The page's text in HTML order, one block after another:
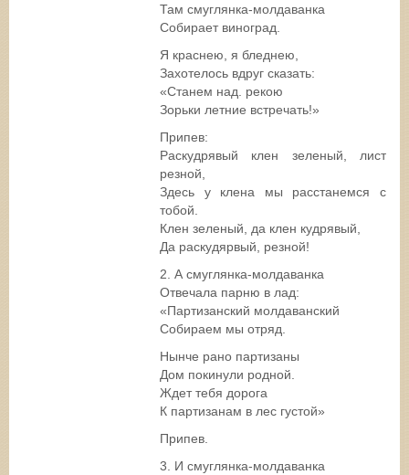
Там смуглянка-молдаванка
Собирает виноград.
Я краснею, я бледнею,
Захотелось вдруг сказать:
«Станем над. рекою
Зорьки летние встречать!»
Припев:
Раскудрявый клен зеленый, лист
резной,
Здесь у клена мы расстанемся с
тобой.
Клен зеленый, да клен кудрявый,
Да раскудярвый, резной!
2. А смуглянка-молдаванка
Отвечала парню в лад:
«Партизанский молдаванский
Собираем мы отряд.
Нынче рано партизаны
Дом покинули родной.
Ждет тебя дорога
К партизанам в лес густой»
Припев.
3. И смуглянка-молдаванка